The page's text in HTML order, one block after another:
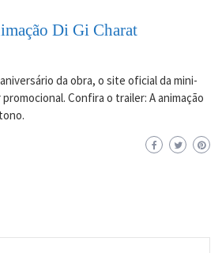
Di Gi Charat
da obra, o site oficial da mini-
Confira o trailer: A animação